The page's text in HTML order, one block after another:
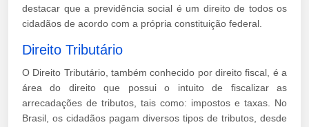
destacar que a previdência social é um direito de todos os
cidadãos de acordo com a própria constituição federal.
Direito Tributário
O Direito Tributário, também conhecido por direito fiscal, é a
área do direito que possui o intuito de fiscalizar as
arrecadações de tributos, tais como: impostos e taxas. No
Brasil, os cidadãos pagam diversos tipos de tributos, desde